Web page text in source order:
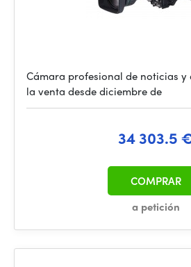
Cámara profesional de noticias y
la venta desde diciembre de
34 303.5
a petición
COMPRAR